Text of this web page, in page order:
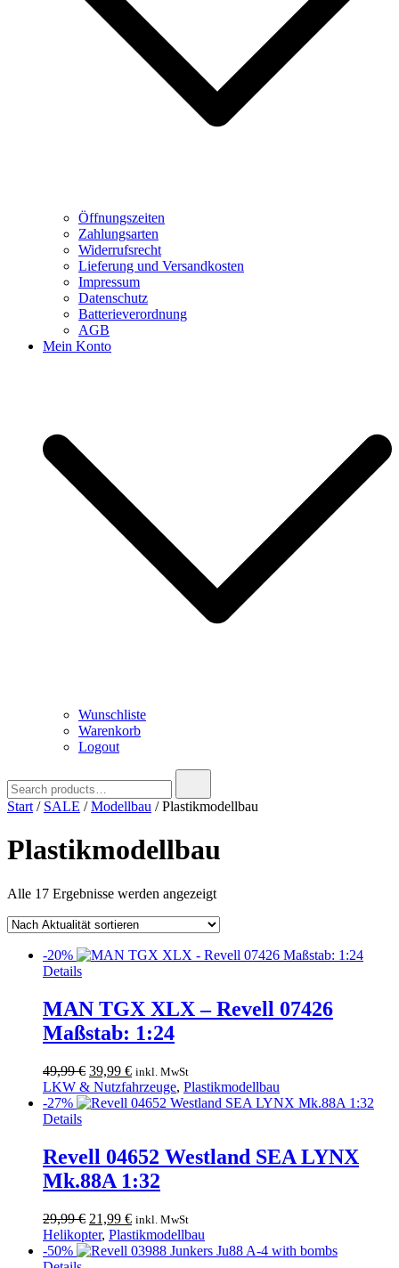
Öffnungszeiten
Zahlungsarten
Widerrufsrecht
Lieferung und Versandkosten
Impressum
Datenschutz
Batterieverordnung
AGB
Mein Konto
Wunschliste
Warenkorb
Logout
for:
Start / SALE /Modellbau / Plastikmodellbau
Plastikmodellbau
Alle 17 Ergebnisse werden angezeigtNach
sortiert
-20%
Details
MAN TGX XLX – Revell 07426
Maßstab: 1:24
49,99€ Ursprünglicher
Preis
war:
39,99 €Aktueller
Preis
ist:
inkl. MwSt
LKW & Nutzfahrzeuge, Plastikmodellbau
-27%
Details
Revell 04652 Westland SEA LYNX
Mk.88A 1:32
29,99€ Ursprünglicher
Preis
war:
21,99 €Aktueller
Preis
ist:
inkl. MwSt
Helikopter, Plastikmodellbau
-50%